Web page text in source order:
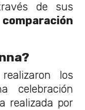
de sus
los
celebración
realizada por